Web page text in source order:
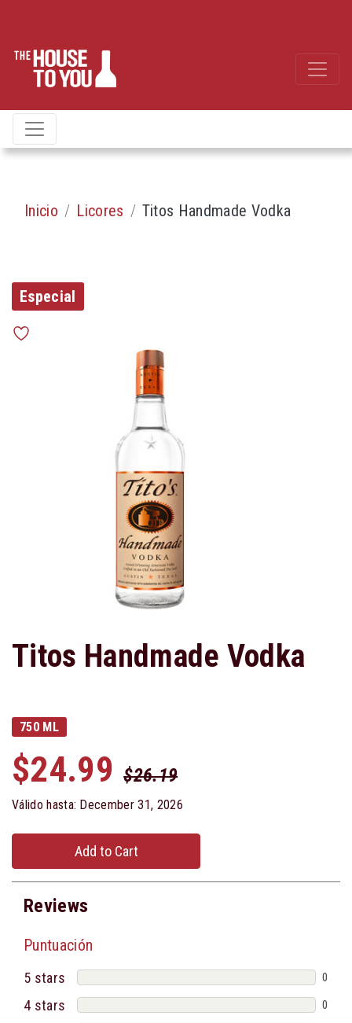
Inicio Licores Titos Handmade Vodka
Especial
Titos Handmade Vodka
750 ML
$24.99 $26.19
Válido hasta: December 31, 2026
Add to Cart
Reviews
Puntuación
5 stars 0
4 stars 0